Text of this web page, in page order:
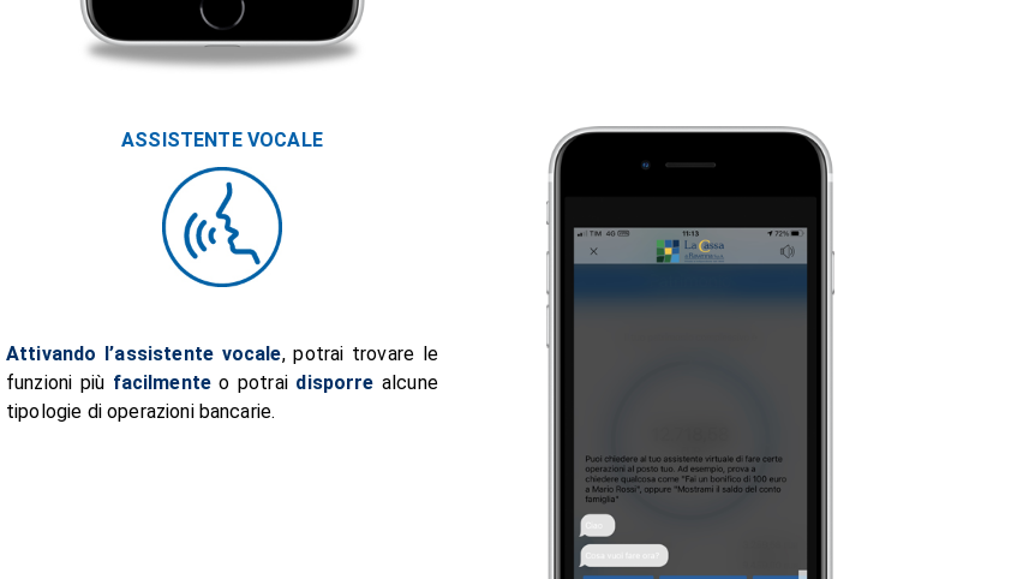
ASSISTENTE VOCALE
Attivando l’assistente vocale, potrai trovare le
funzioni più facilmente o potrai disporre alcune
tipologie di operazioni bancarie.